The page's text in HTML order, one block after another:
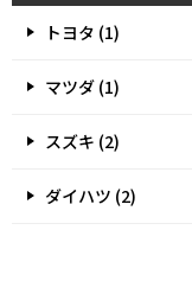
トヨタ (1)
マツダ (1)
スズキ (2)
ダイハツ (2)